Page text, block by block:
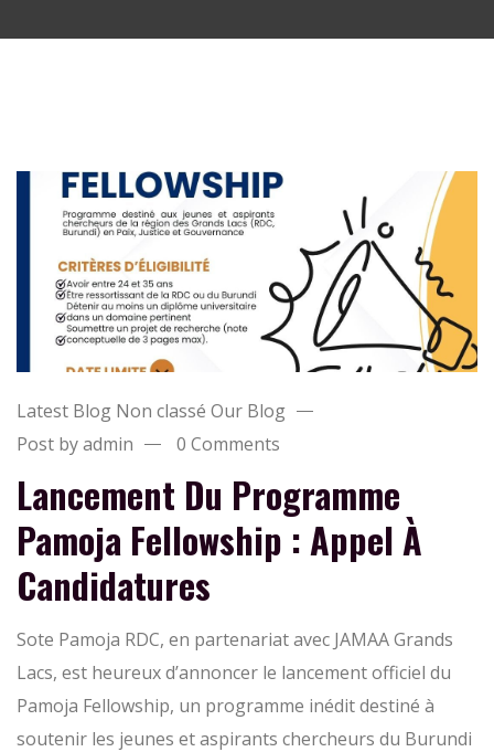
Latest Blog Non classé Our Blog
Post by admin
0 Comments
Lancement Du Programme
Pamoja Fellowship : Appel À
Candidatures
Sote Pamoja RDC, en partenariat avec JAMAA Grands
Lacs, est heureux d’annoncer le lancement officiel du
Pamoja Fellowship, un programme inédit destiné à
soutenir les jeunes et aspirants chercheurs du Burundi